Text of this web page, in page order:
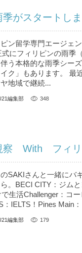
がスタートしま
ン留学専門エージェ
にフィリピンの雨季
う本格的な雨季シー
ク」もあります。 最
地域で継続...
編集部 348
察 With フィリ
SAKIさんと一緒にバ
。BECI CITY：ジム
生活Challenger：コ
：IELTS！Pines Main
編集部 179